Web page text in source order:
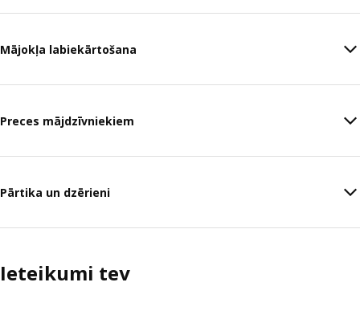
Mājokļa labiekārtošana
Preces mājdzīvniekiem
Pārtika un dzērieni
Ieteikumi tev